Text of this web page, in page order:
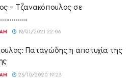
– Τζανακόπουλος σε
19/01/2021 22:06
Παταγώδης η αποτυχία της
25/10/2020 19:23